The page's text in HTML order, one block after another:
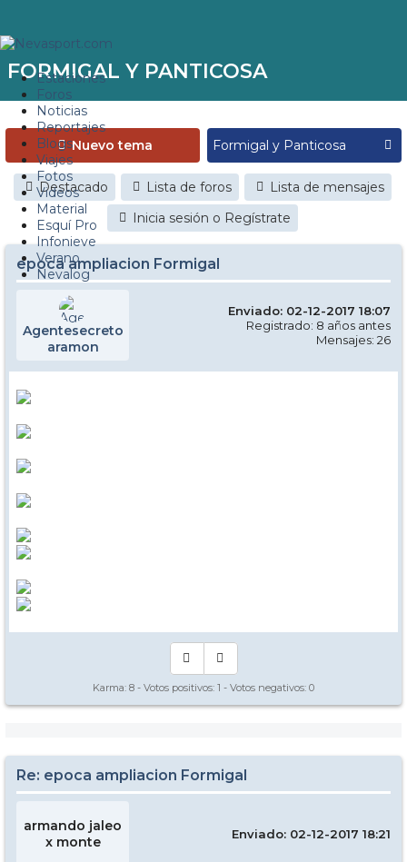
Estaciones
Foros
Noticias
Reportajes
Blogs
Viajes
Fotos
Videos
Material
Esquí Pro
Infonieve
Verano
Nevalog
FORMIGAL Y PANTICOSA
Nuevo tema
Destacado Lista de foros
Lista de mensajes
Inicia sesión o Regístrate
epoca ampliacion Formigal
Agentesecreto
aramon
Enviado: 02-12-2017 18:07
Registrado: 8 años antes
Mensajes: 26
Karma: 8 - Votos positivos: 1 - Votos negativos: 0
Re: epoca ampliacion Formigal
armando jaleo
x monte
Enviado: 02-12-2017 18:21